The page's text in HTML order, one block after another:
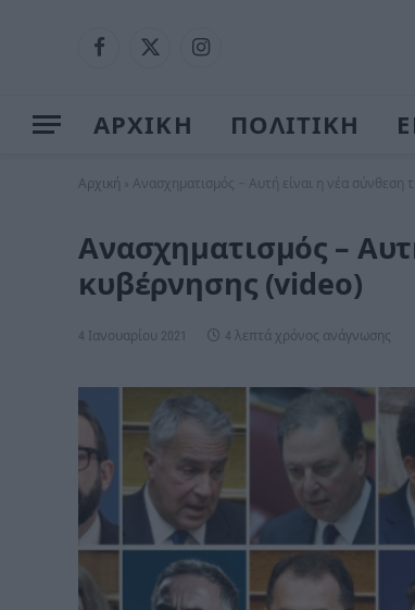
Facebook
X
Instagram
ΑΡΧΙΚΗ ΠΟΛΙΤΙΚΗ
Αρχική Ανασχηματισμός – Αυτή είναι η νέα σύνθεση
Ανασχηματισμός –
κυβέρνησης (video)
4 Ιανουαρίου 2021 4 λεπτά χρόνος ανάγνωσης